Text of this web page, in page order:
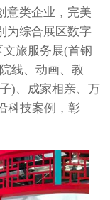
意类企业，完美
为综合展区数字
旅服务展(首钢
线、动画、教
)、成家相亲、万
科技案例，彰